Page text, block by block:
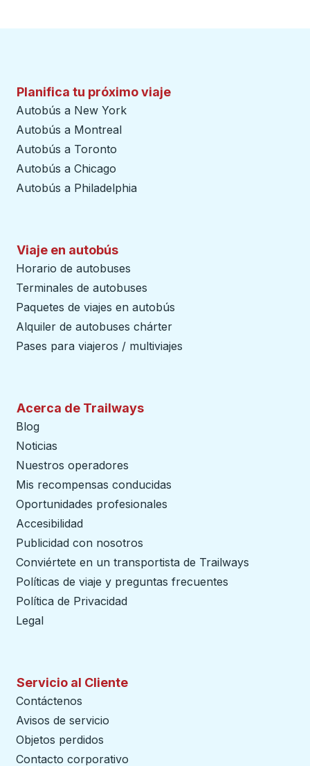
Planifica tu próximo viaje
Autobús a New York
Autobús a Montreal
Autobús a Toronto
Autobús a Chicago
Autobús a Philadelphia
Viaje en autobús
Horario de autobuses
Terminales de autobuses
Paquetes de viajes en autobús
Alquiler de autobuses chárter
Pases para viajeros / multiviajes
Acerca de Trailways
Blog
Noticias
Nuestros operadores
Mis recompensas conducidas
Oportunidades profesionales
Accesibilidad
Publicidad con nosotros
Conviértete en un transportista de Trailways
Políticas de viaje y preguntas frecuentes
Política de Privacidad
Legal
Servicio al Cliente
Contáctenos
Avisos de servicio
Objetos perdidos
Contacto corporativo